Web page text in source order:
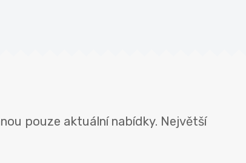
pouze aktuální nabídky. Největší